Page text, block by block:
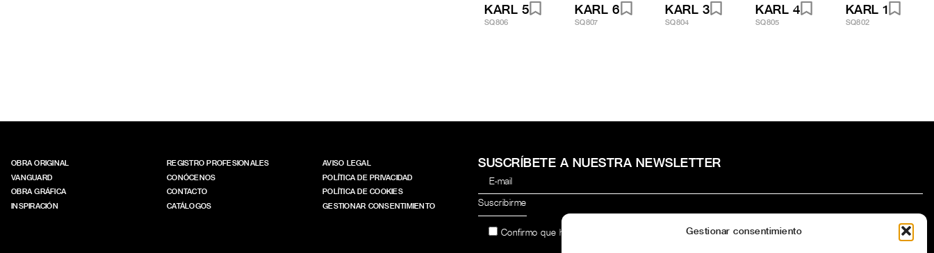
Gestionar consentimiento
KARL 5
SQ806
KARL 6
SQ807
KARL 3
SQ804
KARL 4
SQ805
KARL 1
SQ802
OBRA ORIGINAL
VANGUARD
OBRA GRÁFICA
INSPIRACIÓN
REGISTRO PROFESIONALES
CONÓCENOS
CONTACTO
CATÁLOGOS
AVISO LEGAL
POLÍTICA DE PRIVACIDAD
POLÍTICA DE COOKIES
GESTIONAR CONSENTIMIENTO
SUSCRÍBETE A NUESTRA NEWSLETTER
Confirmo que he leído y acepto la Política de privacidad del sitio web.